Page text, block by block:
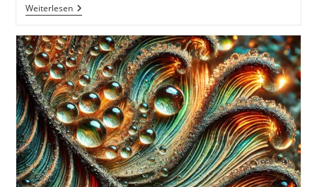
WeiterlesenMakrofotografie:
Die
Der
Details
Für
DIY
Fotografie.
Kreative
DIY-
Fotografie
–
Zuhause,
In
Der
Stadt